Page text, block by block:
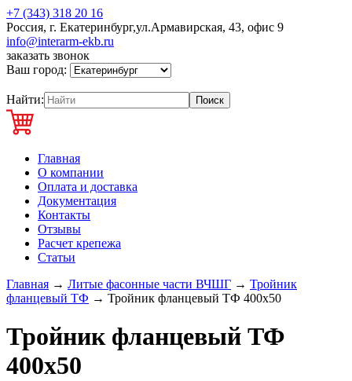
+7 (343) 318 20 16
Россия, г. Екатеринбург,ул.Армавирская, 43, офис 9
info@interarm-ekb.ru
заказать звонок
Ваш город:
Найти:
Главная
О компании
Оплата и доставка
Документация
Контакты
Отзывы
Расчет крепежа
Статьи
Главная → Литые фасонные части ВЧШГ → Тройник
фланцевый ТФ → Тройник фланцевый ТФ 400х50
Тройник фланцевый ТФ
400х50